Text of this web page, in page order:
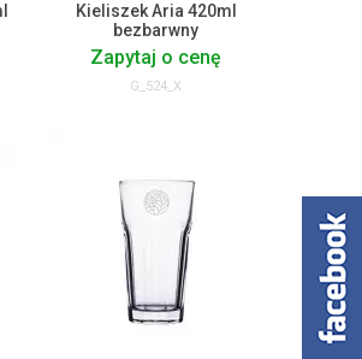
Kieliszek Aria 420ml
bezbarwny
Zapytaj o cenę
G_524_X